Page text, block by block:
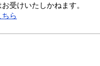
受けいたしかねます。
ら